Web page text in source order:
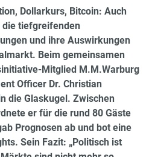
Dollarkurs, Bitcoin: Auch
die tiefgreifenden
und ihre Auswirkungen
Beim gemeinsamen
Mitglied M.M.Warburg
Officer Dr. Christian
die Glaskugel. Zwischen
er für die rund 80 Gäste
Prognosen ab und bot eine
Sein Fazit: „Politisch ist